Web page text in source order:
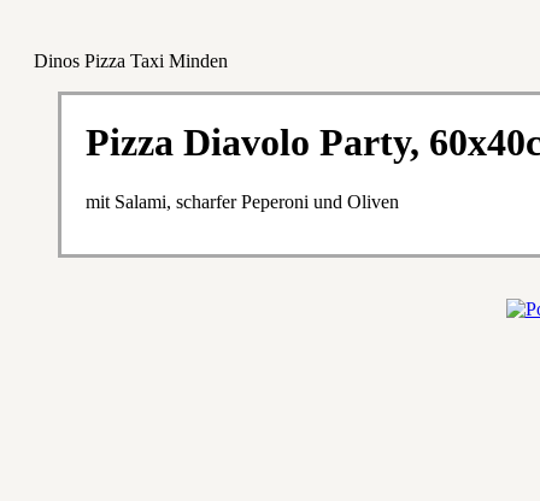
Dinos Pizza Taxi Minden
Pizza Diavolo Party,
mit Salami, scharfer Peperoni und Oliven